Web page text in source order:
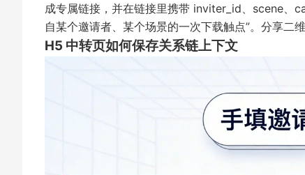
成专属链接，并在链接里携带 inviter_id、scene、
自某个邀请者、某个场景的一次下载触点”。分享二
H5 中转页如何保存关系链上下文